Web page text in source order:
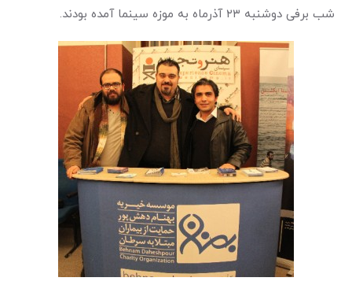
شب برفی دوشنبه ۲۳ آذرماه به موزه سینما آمده بودند.